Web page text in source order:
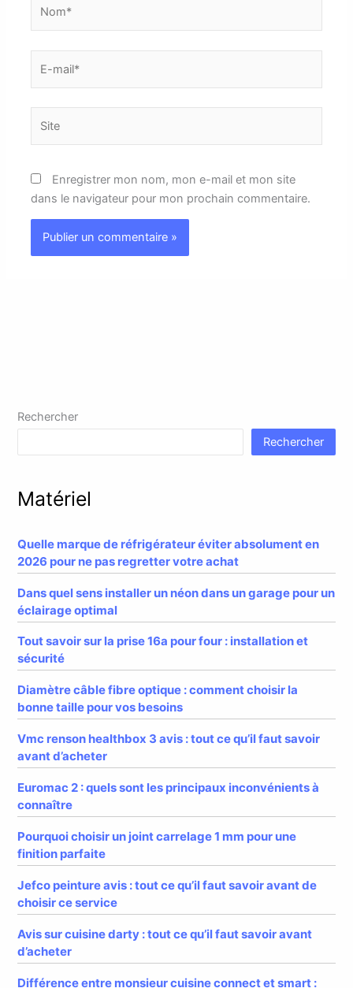
mail*
Enregistrer mon nom, mon e-mail et mon site
dans le navigateur pour mon prochain commentaire.
Rechercher
Rechercher
Matériel
Quelle marque de réfrigérateur éviter absolument en
2026 pour ne pas regretter votre achat
Dans quel sens installer un néon dans un garage pour un
éclairage optimal
Tout savoir sur la prise 16a pour four : installation et
sécurité
Diamètre câble fibre optique : comment choisir la
bonne taille pour vos besoins
Vmc renson healthbox 3 avis : tout ce qu’il faut savoir
avant d’acheter
Euromac 2 : quels sont les principaux inconvénients à
connaître
Pourquoi choisir un joint carrelage 1 mm pour une
finition parfaite
Jefco peinture avis : tout ce qu’il faut savoir avant de
choisir ce service
Avis sur cuisine darty : tout ce qu’il faut savoir avant
d’acheter
Différence entre monsieur cuisine connect et smart :